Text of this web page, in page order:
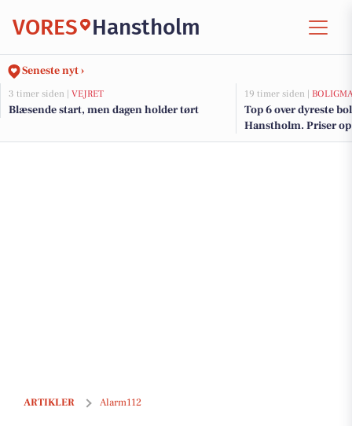
VORES Hanstholm
Seneste nyt ›
3 timer siden | VEJRET
Blæsende start, men dagen holder tørt
19 timer siden |
Top 6 over dyreste
Hanstholm. Priser
ARTIKLER Alarm112
Brandmænd advarer: En gnist nok til brand